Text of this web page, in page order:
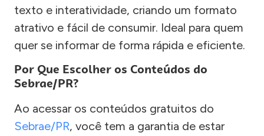
texto e interatividade, criando um formato
atrativo e fácil de consumir. Ideal para quem
quer se informar de forma rápida e eficiente.
Por Que Escolher os Conteúdos do
Sebrae/PR?
Ao acessar os conteúdos gratuitos do
Sebrae/PR, você tem a garantia de estar